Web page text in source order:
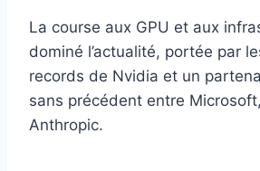
La course aux GPU et aux
dominé l’actualité, portée par
records de Nvidia et un
sans précédent entre
Anthropic.